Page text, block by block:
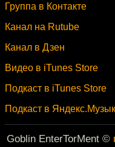
Группа в Контакте
Канал на Rutube
Канал в Дзен
Видео в iTunes Store
Подкаст в iTunes Store
Подкаст в
Goblin EnterTorMent ©